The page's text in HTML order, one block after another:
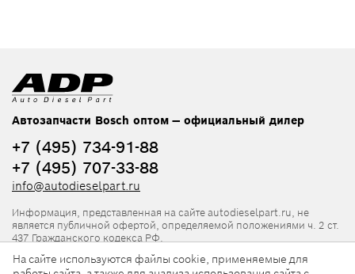
Автозапчасти Bosch оптом — официальный дилер
+7 (495) 734-91-88
+7 (495) 707-33-88
info@autodieselpart.ru
Информация, представленная на сайте autodieselpart.ru, не
является публичной офертой, определяемой положениями ч. 2 ст.
437 Гражданского кодекса РФ.
Нормативная документация
На сайте используются файлы cookie, применяемые для